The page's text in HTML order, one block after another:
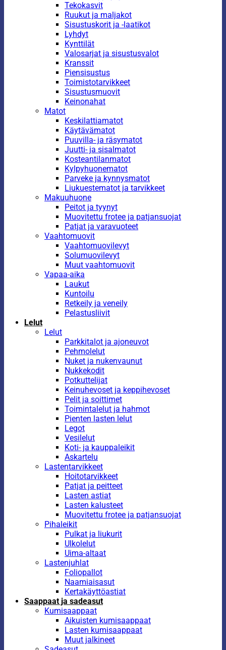
Tekokasvit
Ruukut ja maljakot
Sisustuskorit ja -laatikot
Lyhdyt
Kynttilät
Valosarjat ja sisustusvalot
Kranssit
Piensisustus
Toimistotarvikkeet
Sisustusmuovit
Keinonahat
Matot
Keskilattiamatot
Käytävämatot
Puuvilla- ja räsymatot
Juutti- ja sisalmatot
Kosteantilanmatot
Kylpyhuonematot
Parveke ja kynnysmatot
Liukuestematot ja tarvikkeet
Makuuhuone
Peitot ja tyynyt
Muovitettu frotee ja patjansuojat
Patjat ja varavuoteet
Vaahtomuovit
Vaahtomuovilevyt
Solumuovilevyt
Muut vaahtomuovit
Vapaa-aika
Laukut
Kuntoilu
Retkeily ja veneily
Pelastusliivit
Lelut
Lelut
Parkkitalot ja ajoneuvot
Pehmolelut
Nuket ja nukenvaunut
Nukkekodit
Potkuttelijat
Keinuhevoset ja keppihevoset
Pelit ja soittimet
Toimintalelut ja hahmot
Pienten lasten lelut
Legot
Vesilelut
Koti- ja kauppaleikit
Askartelu
Lastentarvikkeet
Hoitotarvikkeet
Patjat ja peitteet
Lasten astiat
Lasten kalusteet
Muovitettu frotee ja patjansuojat
Pihaleikit
Pulkat ja liukurit
Ulkolelut
Uima-altaat
Lastenjuhlat
Foliopallot
Naamiaisasut
Kertakäyttöastiat
Saappaat ja sadeasut
Kumisaappaat
Aikuisten kumisaappaat
Lasten kumisaappaat
Muut jalkineet